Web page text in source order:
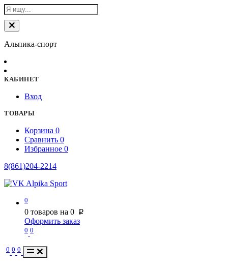
Альпика-спорт
КАБИНЕТ
Вход
ТОВАРЫ
Корзина 0
Сравнить 0
Избранное 0
8(861)204-2214
0
0 товаров на 0 p
Оформить заказ
0 0
0 0 0